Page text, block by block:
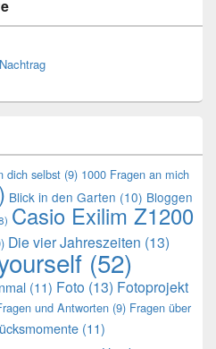
dich selbst (9) 1000 Fragen an mich
Blick in den Garten (10) Bloggen
Casio Exilim Z1200
Die vier Jahreszeiten (13)
(52)
(11) Foto (13) Fotoprojekt
und Antworten (9) Fragen über
(11)